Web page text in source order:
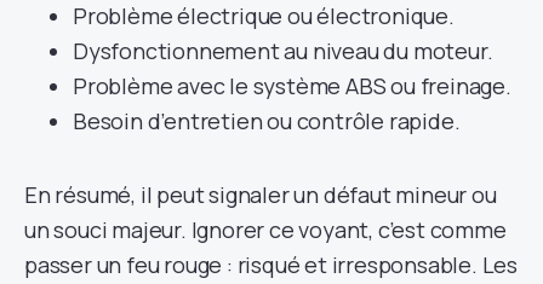
Problème électrique ou électronique.
Dysfonctionnement au niveau du moteur.
Problème avec le système ABS ou freinage.
Besoin d’entretien ou contrôle rapide.
En résumé, il peut signaler un défaut mineur ou
un souci majeur. Ignorer ce voyant, c’est comme
passer un feu rouge : risqué et irresponsable. Les